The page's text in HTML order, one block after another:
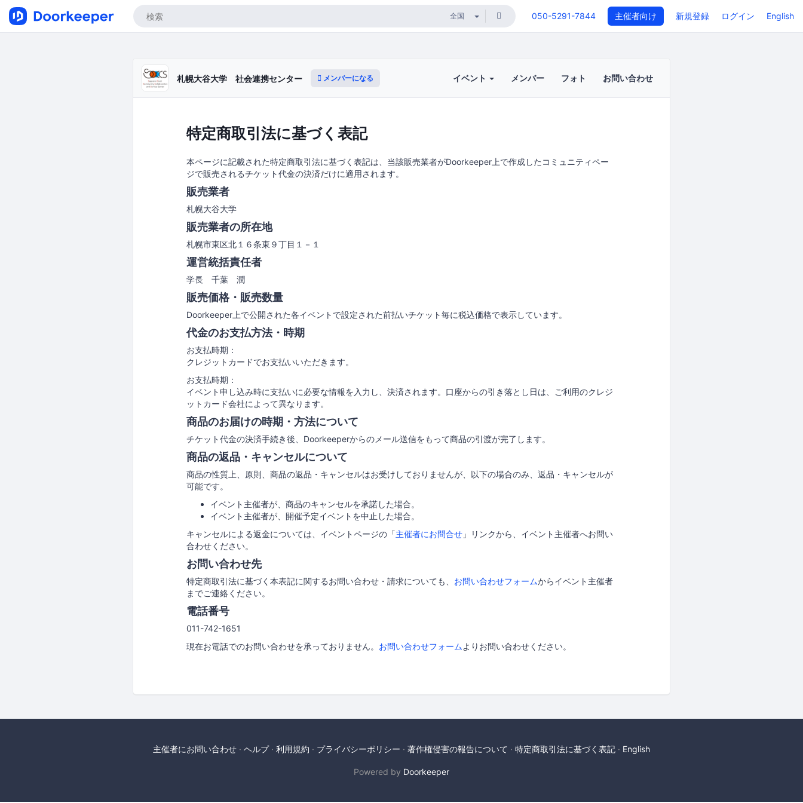
050-5291-7844 主催者向け 新規登録 ログイン English
札幌大谷大学 社会連携センター メンバーになる イベント メンバー フォト お問い合わせ
特定商取引法に基づく表記
本ページに記載された特定商取引法に基づく表記は、当該販売業者がDoorkeeper上で作成したコミュニティペー
ジで販売されるチケット代金の決済だけに適用されます。
販売業者
札幌大谷大学
販売業者の所在地
札幌市東区北１６条東９丁目１－１
運営統括責任者
学長 千葉 潤
販売価格・販売数量
Doorkeeper上で公開された各イベントで設定された前払いチケット毎に税込価格で表示しています。
代金のお支払方法・時期
お支払時期：
クレジットカードでお支払いいただきます。
お支払時期：
イベント申し込み時に支払いに必要な情報を入力し、決済されます。口座からの引き落とし日は、ご利用のクレジ
ットカード会社によって異なります。
商品のお届けの時期・方法について
チケット代金の決済手続き後、Doorkeeperからのメール送信をもって商品の引渡が完了します。
商品の返品・キャンセルについて
商品の性質上、原則、商品の返品・キャンセルはお受けしておりませんが、以下の場合のみ、返品・キャンセルが
可能です。
イベント主催者が、商品のキャンセルを承諾した場合。
イベント主催者が、開催予定イベントを中止した場合。
キャンセルによる返金については、イベントページの「主催者にお問合せ 」リンクから、イベント主催者へお問い
合わせください。
お問い合わせ先
特定商取引法に基づく本表記に関するお問い合わせ・請求についても、 お問い合わせフォームからイベント主催者
までご連絡ください。
電話番号
011-742-1651
現在お電話でのお問い合わせを承っておりません。 お問い合わせフォームよりお問い合わせください。
主催者にお問い合わせ ヘルプ 利用規約 プライバシーポリシー 著作権侵害の報告について 特定商取引法に基づく表記 English
Powered by Doorkeeper